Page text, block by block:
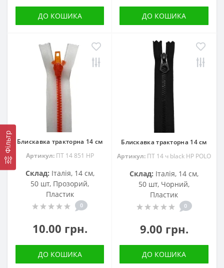
Фільтр
ДО КОШИКА ДО КОШИКА
Блискавка тракторна 14 см
Артикул:ПТ 14 851 HP
Склад: Італія, 14 см,
50 шт, Прозорий,
Пластик
0
10.00 грн.
ДО КОШИКА
Блискавка тракторна 14 см
Артикул: ПТ 14 ч black HP POLO
Склад: Італія, 14 см,
50 шт, Чорний,
Пластик
0
9.00 грн.
ДО КОШИКА